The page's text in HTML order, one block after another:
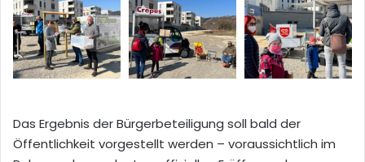
Das Ergebnis der Bürgerbeteiligung soll bald der
Öffentlichkeit vorgestellt werden – voraussichtlich im